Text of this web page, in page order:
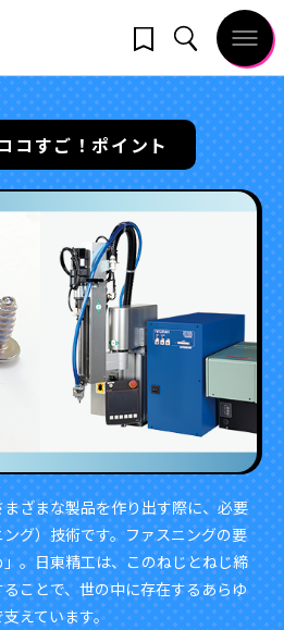
コすご！ポイント
ざまな製品を作り出す際に、必要
グ）技術です。ファスニングの要
。日東精工は、このねじとねじ締
ことで、世の中に存在するあらゆ
えています。